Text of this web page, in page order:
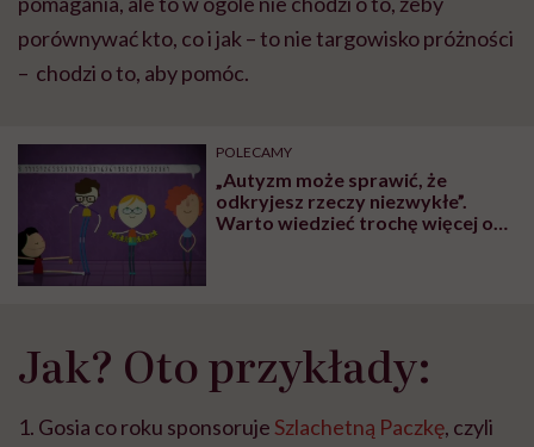
porównywać kto, co i jak – to nie targowisko próżności
– chodzi o to, aby pomóc.
POLECAMY
„Autyzm może sprawić, że
odkryjesz rzeczy niezwykłe”.
Warto wiedzieć trochę więcej o
Jak? Oto przykłady:
1. Gosia co roku sponsoruje Szlachetną Paczkę, czyli